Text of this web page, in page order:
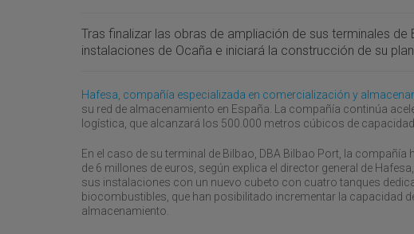
Tras finalizar las obras de ampliación de sus terminales
instalaciones de Ocaña e iniciará la construcción de su
Hafesa, compañía especializada en comercialización y
su red de almacenamiento en España. La compañía continúa
logística, que alcanzará los 500.000 metros cúbicos de
En el caso de su terminal de Bilbao, DBA Bilbao Port, la
de 6 millones de euros, según explica el director general de
sus instalaciones con un nuevo cubeto con cuatro tanques
biocombustibles, que han posibilitado incrementar la capacidad
almacenamiento.